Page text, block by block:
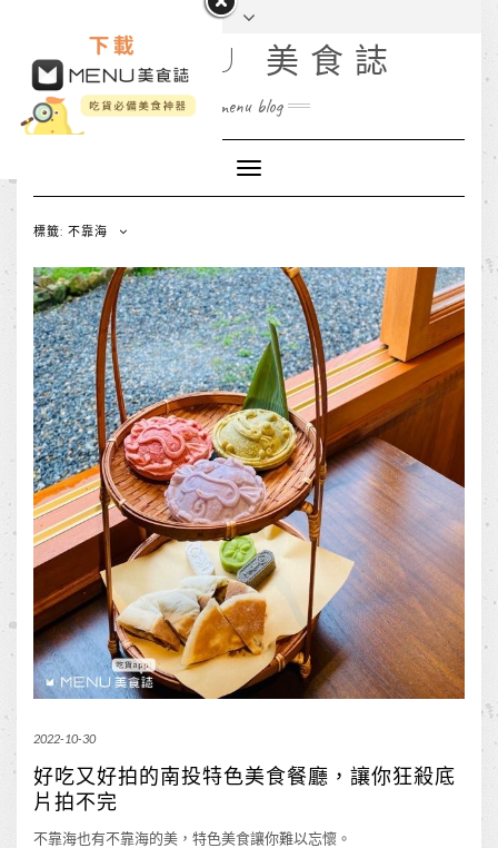
MENU 美食誌
menu blog
Toggle
Navigation
標籤: 不靠海
2022-10-30
好吃又好拍的南投特色美食餐廳，讓你狂殺底
片拍不完
不靠海也有不靠海的美，特色美食讓你難以忘懷。